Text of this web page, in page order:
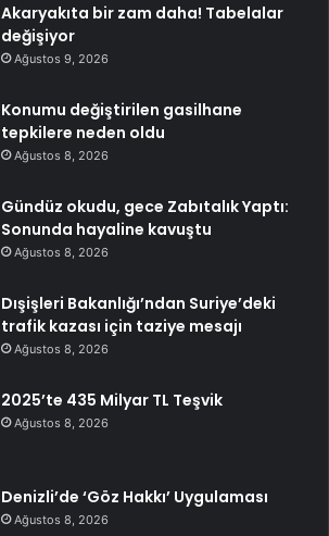
Akaryakıta bir zam daha! Tabelalar
değişiyor
Ağustos 9, 2026
Konumu değiştirilen gasilhane
tepkilere neden oldu
Ağustos 8, 2026
Gündüz okudu, gece Zabıtalık Yaptı:
Sonunda hayaline kavuştu
Ağustos 8, 2026
Dışişleri Bakanlığı’ndan Suriye’deki
trafik kazası için taziye mesajı
Ağustos 8, 2026
2025’te 435 Milyar TL Teşvik
Ağustos 8, 2026
Denizli’de ‘Göz Hakkı’ Uygulaması
Ağustos 8, 2026